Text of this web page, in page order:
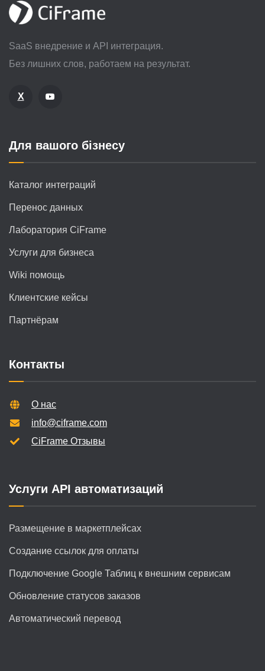
SaaS внедрение и API интеграция.
Без лишних слов, работаем на результат.
X
Для вашого бізнесу
Каталог интеграций
Перенос данных
Лаборатория CiFrame
Услуги для бизнеса
Wiki помощь
Клиентские кейсы
Партнёрам
Контакты
О нас
info@ciframe.com
CiFrame Отзывы
Услуги API автоматизаций
Размещение в маркетплейсах
Создание ссылок для оплаты
Подключение Google Таблиц к внешним сервисам
Обновление статусов заказов
Автоматический перевод